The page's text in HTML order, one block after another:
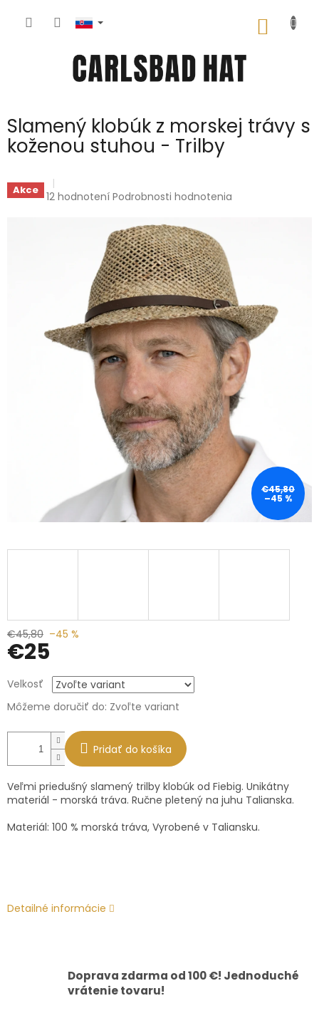
Slamený klobúk z morskej trávy s
koženou stuhou - Trilby
Akce Priemerné
hviezdičiek.
12 hodnotení Podrobnosti hodnotenia
€45,80
–45 %
€45,80 –45 %
€25
Jednotková
cena:
Velkosť
Môžeme doručiť do: Zvoľte variant
Pridať do košíka
Veľmi priedušný slamený trilby klobúk od Fiebig. Unikátny
materiál - morská tráva. Ručne pletený na juhu Talianska.
Materiál: 100 % morská tráva, Vyrobené v Taliansku.
Detailné informácie
Doprava zdarma od 100 €! Jednoduché
vrátenie tovaru!